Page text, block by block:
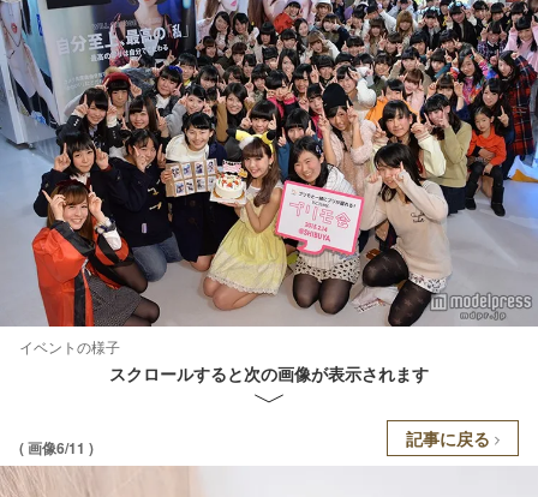
イベントの様子
スクロールすると次の画像が表示されます
( 画像6/11 ) 記事に戻る